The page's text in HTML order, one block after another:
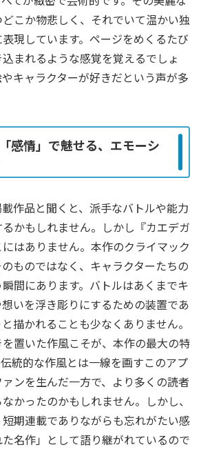
こか物悲しく、それでいて温かい独
現しています。ページをめくるたび
まれるような感覚を覚えるでしょ
キャラクターが好きだという声が多
感情」で魅せる、エモーシ
作品と聞くと、派手なバトルや能力
かもしれません。しかし『カエデガ
はありません。本作のクライマック
ものではなく、キャラクターたちの
間にあります。バトルはあくまでキ
いを浮き彫りにするための装置であ
描かれることも少なくありません。
置いた作風こそが、本作の最大の特
統的な作風とは一線を画すこのアプ
ンを生んだ一方で、より多くの読者
かったのかもしれません。しかし、
期連載でありながらも忘れがたい感
名作」として語り継がれているので